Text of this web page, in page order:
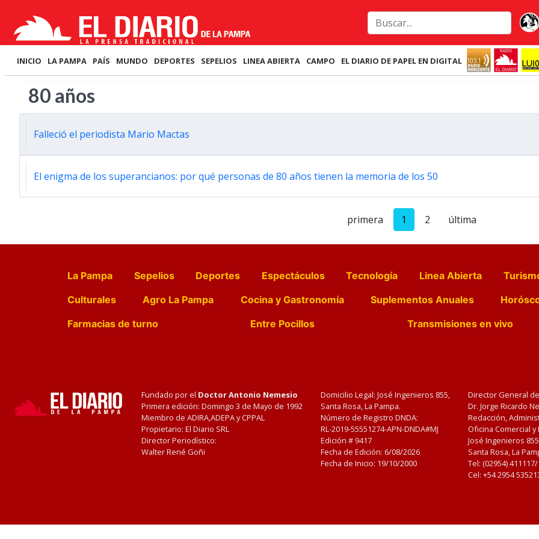
INICIO LA PAMPA PAÍS MUNDO DEPORTES SEPELIOS LINEA ABIERTA CAMPO EL DIARIO DE PAPEL EN DIGITAL
80 años
Falleció el periodista Mario Mactas
El enigma de los superancianos: por qué personas de 80 años tienen la memoria de los 50
primera 1 2 última
La Pampa Sepelios Deportes Espectáculos Tecnología Linea Abierta
Culturales
Agro La Pampa Cocina y Gastronomía Suplementos Anuales
Farmacias de turno
Entre Pocillos Transmisiones en vivo
Fundado por el Doctor Antonio Nemesio
Primera edición: Domingo 3 de Mayo de 1992
Miembro de ADIRA,ADEPA y CPPAL
Propietario: El Diario SRL
Director Periodístico:
Walter René Goñi
Domicilio Legal: José Ingenieros 855,
Santa Rosa, La Pampa.
Número de Registro DNDA:
RL-2019-55551274-APN-DNDA#MJ
Edición # 9417
Fecha de Edición: 6/08/2026
Fecha de Inicio: 19/10/2000
Director General
Dr. Jorge Ricardo
Redacción,
Oficina Comercial
José Ingenieros
Santa Rosa, La
Tel: (02954)
Cel: +54 2954